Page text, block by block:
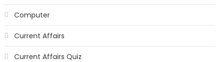
Computer
Current Affairs
Current Affairs Quiz